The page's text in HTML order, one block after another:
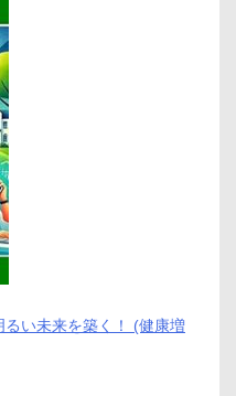
い未来を築く！ (健康増